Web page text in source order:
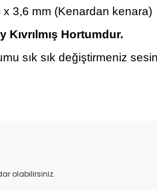
x 3,6 mm (Kenardan kenara)
Hortumdur.
sık sık değiştirmeniz
olabilirsiniz.